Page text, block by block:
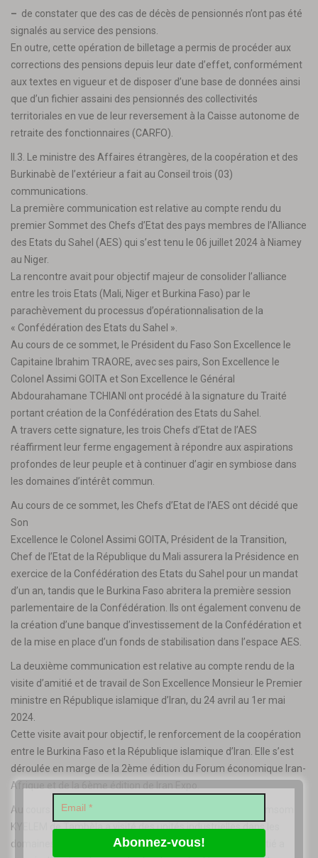
– de constater que des cas de décès de pensionnés n’ont pas été
signalés au service des pensions.
En outre, cette opération de billetage a permis de procéder aux
corrections des pensions depuis leur date d’effet, conformément
aux textes en vigueur et de disposer d’une base de données ainsi
que d’un fichier assaini des pensionnés des collectivités
territoriales en vue de leur reversement à la Caisse autonome de
retraite des fonctionnaires (CARFO).
II.3. Le ministre des Affaires étrangères, de la coopération et des
Burkinabè de l’extérieur a fait au Conseil trois (03)
communications.
La première communication est relative au compte rendu du
premier Sommet des Chefs d’Etat des pays membres de l’Alliance
des Etats du Sahel (AES) qui s’est tenu le 06 juillet 2024 à Niamey
au Niger.
La rencontre avait pour objectif majeur de consolider l’alliance
entre les trois Etats (Mali, Niger et Burkina Faso) par le
parachèvement du processus d’opérationnalisation de la
« Confédération des Etats du Sahel ».
Au cours de ce sommet, le Président du Faso Son Excellence le
Capitaine Ibrahim TRAORE, avec ses pairs, Son Excellence le
Colonel Assimi GOITA et Son Excellence le Général
Abdourahamane TCHIANI ont procédé à la signature du Traité
portant création de la Confédération des Etats du Sahel.
A travers cette signature, les trois Chefs d’Etat de l’AES
réaffirment leur ferme engagement à répondre aux aspirations
profondes de leur peuple et à continuer d’agir en symbiose dans
les domaines d’intérêt commun.
Au cours de ce sommet, les Chefs d’Etat de l’AES ont décidé que
Son
Excellence le Colonel Assimi GOITA, Président de la Transition,
Chef de l’Etat de la République du Mali assurera la Présidence en
exercice de la Confédération des Etats du Sahel pour un mandat
d’un an, tandis que le Burkina Faso abritera la première session
parlementaire de la Confédération. Ils ont également convenu de
la création d’une banque d’investissement de la Confédération et
de la mise en place d’un fonds de stabilisation dans l’espace AES.
La deuxième communication est relative au compte rendu de la
visite d’amitié et de travail de Son Excellence Monsieur le Premier
ministre en République islamique d’Iran, du 24 avril au 1er mai
2024.
Cette visite avait pour objectif, le renforcement de la coopération
entre le Burkina Faso et la République islamique d’Iran. Elle s’est
déroulée en marge de la 2ème édition du Forum économique Iran-
Afrique et de la 6ème édition de Iran Expo.
Au cours de son séjour, Son Excellence Apollinaire Joachimsom
KYELEM de Tambèla a visité des unités industrielles dans les
domaines de l’énergie et de la défense. Cette visite d’amitié a